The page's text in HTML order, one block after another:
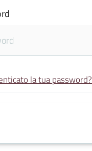
la tua password?